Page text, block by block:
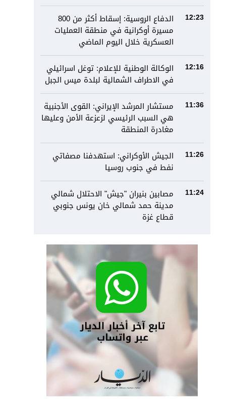
12:23
الدفاع الروسية: إسقاط أكثر من 800
مسيرة أوكرانية في منطقة العمليات
العسكرية خلال اليوم الماضي
12:16
الوكالة الوطنية للإعلام: توغل اسرائيلي
في الاطراف الشمالية لبلدة ميس الجبل
11:36
مستشار المرشد الإيراني: القوى الأجنبية
هي السبب الرئيسي لزعزعة الأمن وعليها
مغادرة المنطقة
11:26
الجيش الأوكراني: استهدفنا مصفاتي
نفط في جنوب روسيا
11:24
مصابين بنيران "جيش" الاحتلال شمالي
مدينة حمد شمالي خان يونس جنوبي
قطاع غزة